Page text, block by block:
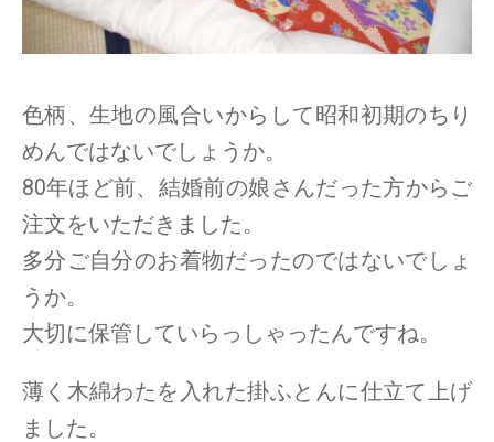
色柄、生地の風合いからして昭和初期のちり
めんではないでしょうか。
80年ほど前、結婚前の娘さんだった方からご
注文をいただきました。
多分ご自分のお着物だったのではないでしょ
うか。
大切に保管していらっしゃったんですね。
薄く木綿わたを入れた掛ふとんに仕立て上げ
ました。